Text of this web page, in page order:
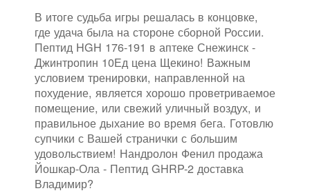
В итоге судьба игры решалась в концовке,
где удача была на стороне сборной России.
Пептид HGH 176-191 в аптеке Снежинск -
Джинтропин 10Ед цена Щекино! Важным
условием тренировки, направленной на
похудение, является хорошо проветриваемое
помещение, или свежий уличный воздух, и
правильное дыхание во время бега. Готовлю
супчики с Вашей странички с большим
удовольствием! Нандролон Фенил продажа
Йошкар-Ола - Пептид GHRP-2 доставка
Владимир?